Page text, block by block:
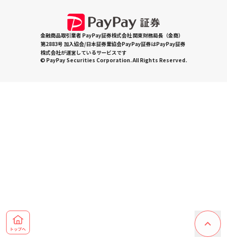
金融商品取引業者 PayPay証券株式会社 関東財務局長（金商）
第2883号 加入協会/日本証券業協会PayPay証券はPayPay証券
株式会社が運営しているサービスです
© PayPay Securities Corporation. All Rights Reserved.